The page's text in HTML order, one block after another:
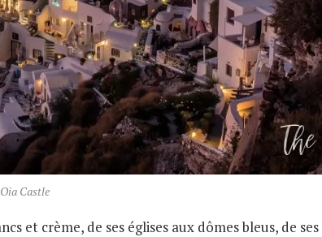
Castle
et crème, de ses églises aux dômes bleus, de